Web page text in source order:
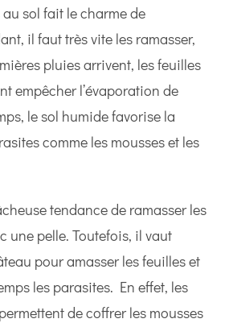
sol fait le charme de
il faut très vite les ramasser,
pluies arrivent, les feuilles
empêcher l’évaporation de
le sol humide favorise la
comme les mousses et les
tendance de ramasser les
une pelle. Toutefois, il vaut
pour amasser les feuilles et
les parasites. En effet, les
de coffrer les mousses